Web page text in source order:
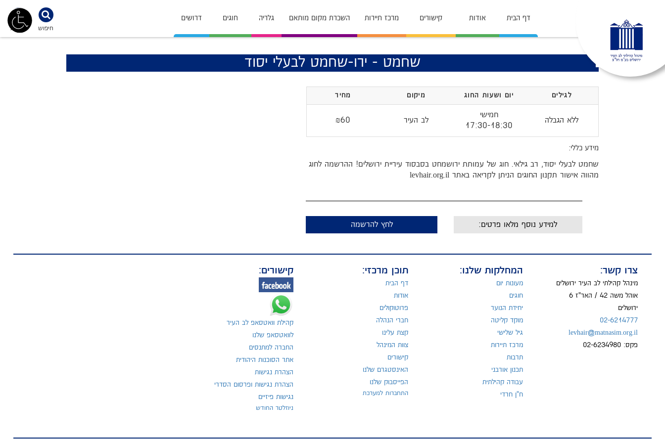
דף הבית אודות קישורים מרכז תיירות השכרת מקום מותאם גלריה חוגים דרושים
נגישות חיפוש
שחמט - ירו-שחמט לבעלי יסוד
לגילים יום ושעות החוג מיקום מחיר
ללא הגבלה
חמישי
17:30-18:30
לב העיר ₪60
מידע כללי:
שחמט לבעלי יסוד, רב גילאי. חוג של עמותת ירושמחט בסבסוד עיריית ירושלים! ההרשמה לחוג
מהווה אישור תקנון החוגים הניתן לקריאה באתר levhair.org.il
לחץ להרשמה למידע נוסף מלאו פרטים:
צרו קשר:
מינהל קהילתי לב העיר ירושלים
אוהל משה 42 / האר"ז 6
ירושלים
02-6214777
levhair@matnasim.org.il
פקס: 02-6234980
המחלקות שלנו:
מעונות יום
חוגים
יחידת הנוער
מוקד קליטה
גיל שלישי
מרכז תיירות
תרבות
תכנון אורבני
עבודה קהילתית
ח"ן חרדי
תוכן מרכזי:
דף הבית
אודות
פרוטוקולים
חברי הנהלה
קצת עלינו
צוות המינהל
קישורים
האינסטגרם שלנו
הפייסבוק שלנו
התחברות למערכת
קישורים:
קהילת וואטסאפ לב העיר
לוואטסאפ שלנו
החברה למתנסים
אתר הסוכנות היהודית
הצהרת נגישות
הצהרת נגישות ופרסום הסדרי
נגישות פיזיים
ניוזלטר החודש